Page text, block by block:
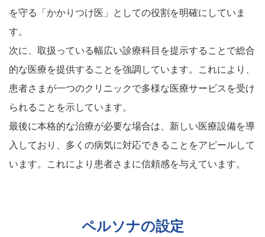
を守る「かかりつけ医」としての役割を明確にしていま
す。
次に、取扱っている幅広い診療科目を提示することで総合
的な医療を提供することを強調しています。これにより、
患者さまが一つのクリニックで多様な医療サービスを受け
られることを示しています。
最後に本格的な治療が必要な場合は、新しい医療設備を導
入しており、多くの病気に対応できることをアピールして
います。これにより患者さまに信頼感を与えています。
ペルソナの設定